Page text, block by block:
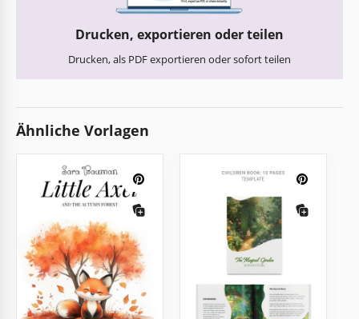
Drucken, exportieren oder teilen
Drucken, als PDF exportieren oder sofort teilen
Ähnliche Vorlagen